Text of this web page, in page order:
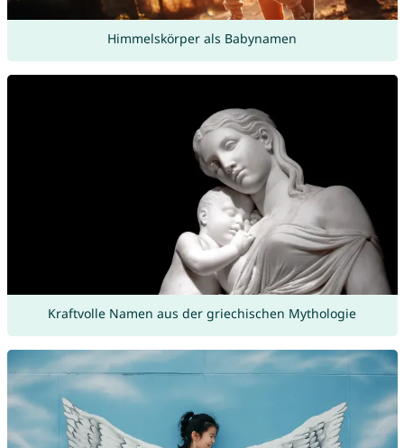
Himmelskörper als Babynamen
Kraftvolle Namen aus der griechischen Mythologie